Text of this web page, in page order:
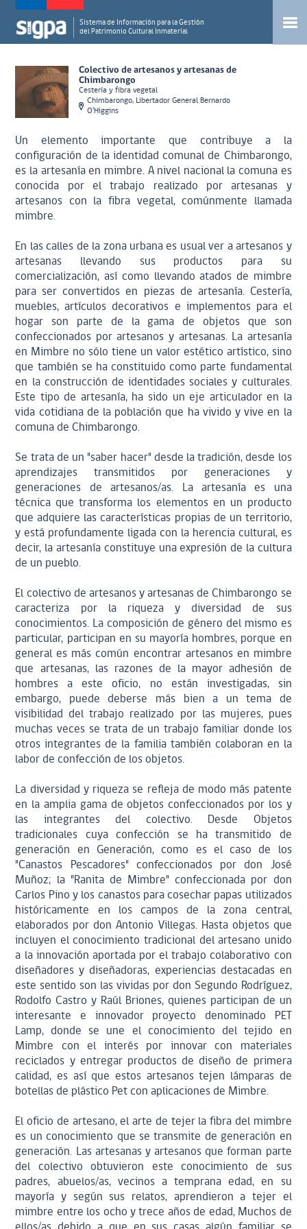
Sistema de Información para la Gestión
del Patrimonio Cultural Inmaterial
Colectivo de artesanos y artesanas de
Chimbarongo
Cestería y fibra vegetal
Chimbarongo, Libertador General Bernardo
O'Higgins
Un elemento importante que contribuye a la
configuración de la identidad comunal de Chimbarongo,
es la artesanía en mimbre. A nivel nacional la comuna es
conocida por el trabajo realizado por artesanas y
artesanos con la fibra vegetal, comúnmente llamada
mimbre.
En las calles de la zona urbana es usual ver a artesanos y
artesanas llevando sus productos para su
comercialización, así como llevando atados de mimbre
para ser convertidos en piezas de artesanía. Cestería,
muebles, artículos decorativos e implementos para el
hogar son parte de la gama de objetos que son
confeccionados por artesanos y artesanas. La artesanía
en Mimbre no sólo tiene un valor estético artístico, sino
que también se ha constituido como parte fundamental
en la construcción de identidades sociales y culturales.
Este tipo de artesanía, ha sido un eje articulador en la
vida cotidiana de la población que ha vivido y vive en la
comuna de Chimbarongo.
Se trata de un "saber hacer" desde la tradición, desde los
aprendizajes transmitidos por generaciones y
generaciones de artesanos/as. La artesanía es una
técnica que transforma los elementos en un producto
que adquiere las características propias de un territorio,
y está profundamente ligada con la herencia cultural, es
decir, la artesanía constituye una expresión de la cultura
de un pueblo.
El colectivo de artesanos y artesanas de Chimbarongo se
caracteriza por la riqueza y diversidad de sus
conocimientos. La composición de género del mismo es
particular, participan en su mayoría hombres, porque en
general es más común encontrar artesanos en mimbre
que artesanas, las razones de la mayor adhesión de
hombres a este oficio, no están investigadas, sin
embargo, puede deberse más bien a un tema de
visibilidad del trabajo realizado por las mujeres, pues
muchas veces se trata de un trabajo familiar donde los
otros integrantes de la familia también colaboran en la
labor de confección de los objetos.
La diversidad y riqueza se refleja de modo más patente
en la amplia gama de objetos confeccionados por los y
las integrantes del colectivo. Desde Objetos
tradicionales cuya confección se ha transmitido de
generación en Generación, como es el caso de los
"Canastos Pescadores" confeccionados por don José
Muñoz; la "Ranita de Mimbre" confeccionada por don
Carlos Pino y los canastos para cosechar papas utilizados
históricamente en los campos de la zona central,
elaborados por don Antonio Villegas. Hasta objetos que
incluyen el conocimiento tradicional del artesano unido
a la innovación aportada por el trabajo colaborativo con
diseñadores y diseñadoras, experiencias destacadas en
este sentido son las vividas por don Segundo Rodríguez,
Rodolfo Castro y Raúl Briones, quienes participan de un
interesante e innovador proyecto denominado PET
Lamp, donde se une el conocimiento del tejido en
Mimbre con el interés por innovar con materiales
reciclados y entregar productos de diseño de primera
calidad, es así que estos artesanos tejen lámparas de
botellas de plástico Pet con aplicaciones de Mimbre.
El oficio de artesano, el arte de tejer la fibra del mimbre
es un conocimiento que se transmite de generación en
generación. Las artesanas y artesanos que forman parte
del colectivo obtuvieron este conocimiento de sus
padres, abuelos/as, vecinos a temprana edad, en su
mayoría y según sus relatos, aprendieron a tejer el
mimbre entre los ocho y trece años de edad, Muchos de